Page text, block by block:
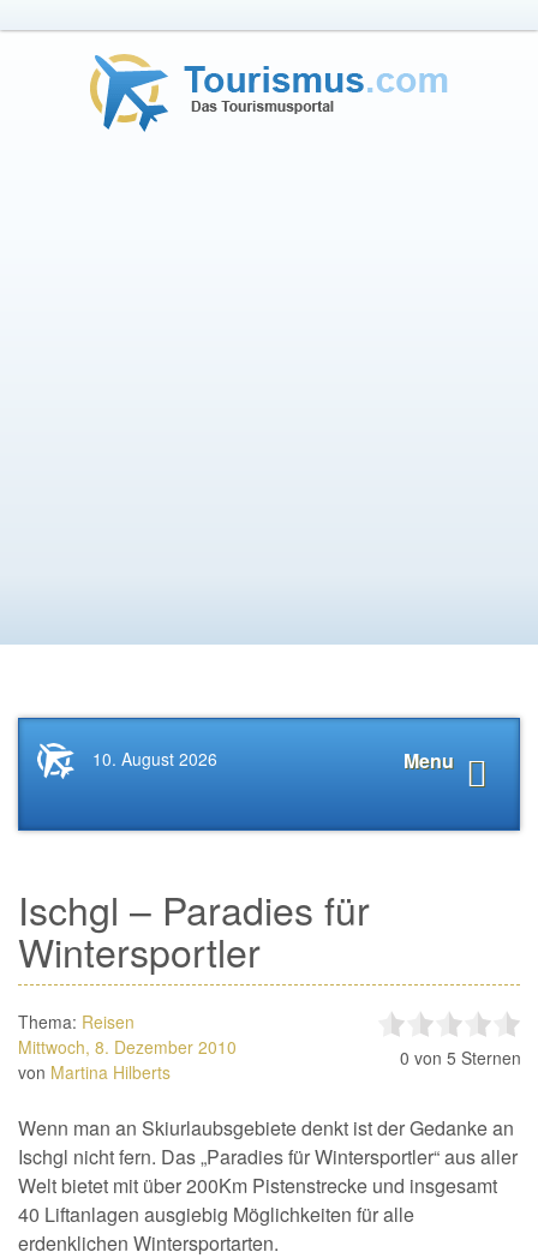
Startseite
News.Tourismus.com
Menu
10. August 2026
Ischgl – Paradies für
Wintersportler
Thema: Reisen
Mittwoch, 8. Dezember 2010
von Martina Hilberts
0 von 5 Sternen
Wenn man an Skiurlaubsgebiete denkt ist der Gedanke an
Ischgl nicht fern. Das „Paradies für Wintersportler“ aus aller
Welt bietet mit über 200Km Pistenstrecke und insgesamt
40 Liftanlagen ausgiebig Möglichkeiten für alle
erdenklichen Wintersportarten.